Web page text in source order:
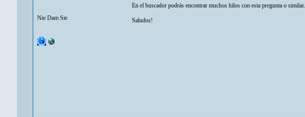
Nie Dam Sie
En el buscador podrás encontrar muchos hilos con esta pregunta o similar.
Saludos!